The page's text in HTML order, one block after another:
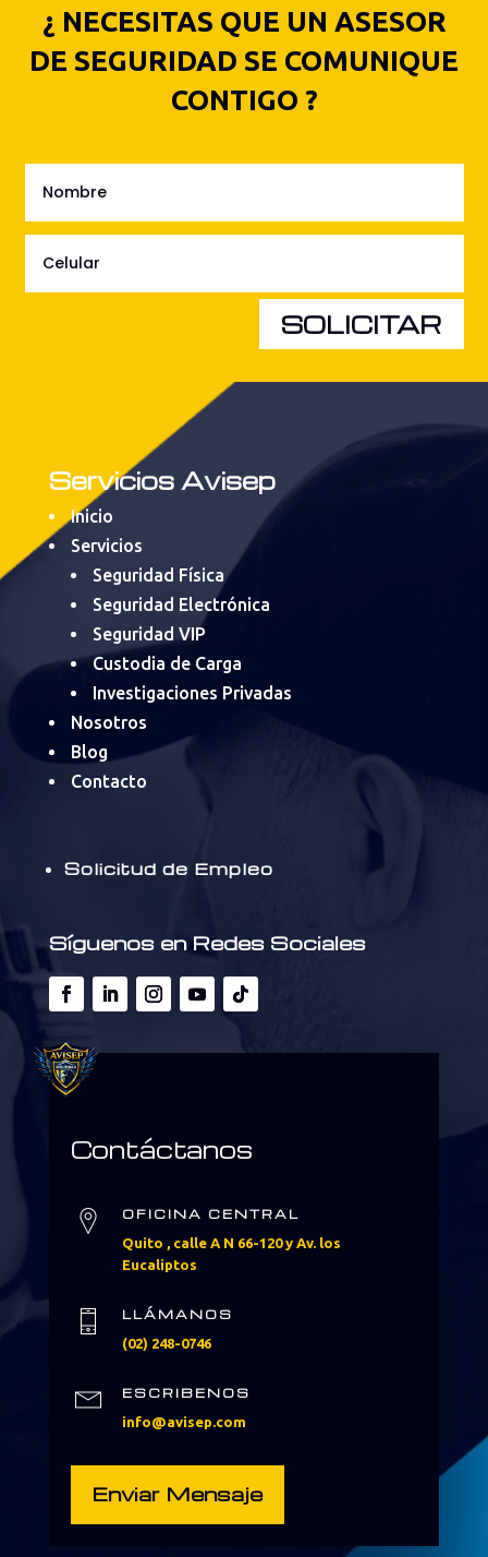
¿ NECESITAS QUE UN ASESOR
DE SEGURIDAD SE COMUNIQUE
CONTIGO ?
SOLICITAR
Servicios Avisep
Inicio
Servicios
Seguridad Física
Seguridad Electrónica
Seguridad VIP
Custodia de Carga
Investigaciones Privadas
Nosotros
Blog
Contacto
Solicitud de Empleo
Síguenos en Redes Sociales
Contáctanos
OFICINA CENTRAL
Quito , calle A N 66-120 y Av. los
Eucaliptos
LLÁMANOS
(02) 248-0746
ESCRIBENOS
info@avisep.com
Enviar Mensaje